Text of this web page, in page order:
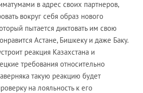
в адрес своих партнеров,
вокруг себя образ нового
пытается диктовать им свою
Астане, Бишкеку и даже Баку.
реакция Казахстана и
требования относительно
такую реакцию будет
на лояльность к его